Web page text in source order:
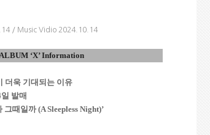
/ Music Vidio 2024.10.14
‘X’Information
더욱 기대되는 이유
일 발매
그때일까(A Sleepless Night)’